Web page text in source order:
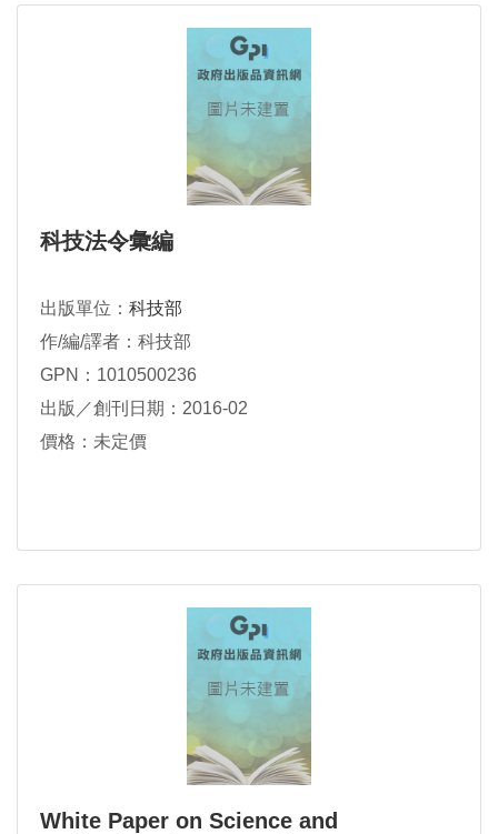
科技法令彙編
出版單位： 科技部
作/編/譯者：科技部
GPN：1010500236
出版／創刊日期：2016-02
價格：未定價
White Paper on Science and